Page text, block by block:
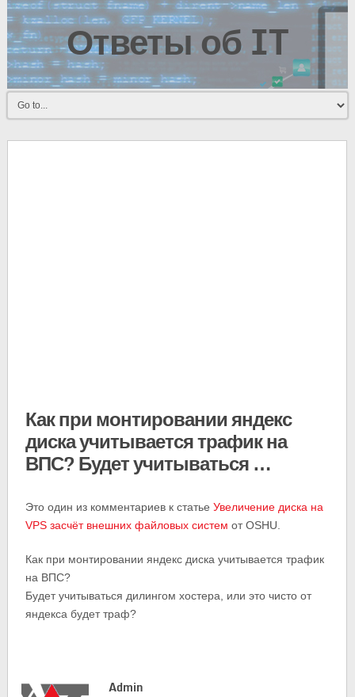
Ответы об IT
Как при монтировании яндекс
диска учитывается трафик на
ВПС? Будет учитываться …
Это один из комментариев к статье Увеличение диска на
VPS засчёт внешних файловых систем от OSHU.
Как при монтировании яндекс диска учитывается трафик
на ВПС?
Будет учитываться дилингом хостера, или это чисто от
яндекса будет траф?
Admin